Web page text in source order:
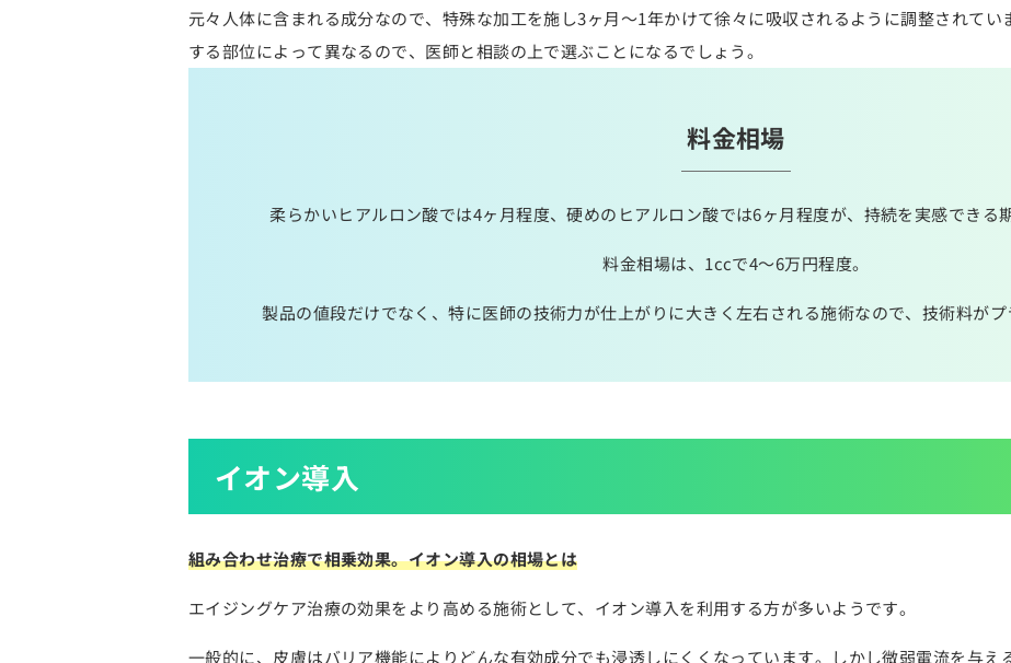
元々人体に含まれる成分なので、特殊な加工を施し3ヶ月～1年かけて徐々に吸収されるように調整されて
する部位によって異なるので、医師と相談の上で選ぶことになるでしょう。
料金相場
柔らかいヒアルロン酸では4ヶ月程度、硬めのヒアルロン酸では6ヶ月程度が、持続を実感できる
料金相場は、1ccで4～6万円程度。
製品の値段だけでなく、特に医師の技術力が仕上がりに大きく左右される施術なので、技術料がプ
イオン導入
組み合わせ治療で相乗効果。イオン導入の相場とは
エイジングケア治療の効果をより高める施術として、イオン導入を利用する方が多いようです。
一般的に、皮膚はバリア機能によりどんな有効成分でも浸透しにくくなっています。しかし微弱電流を与え